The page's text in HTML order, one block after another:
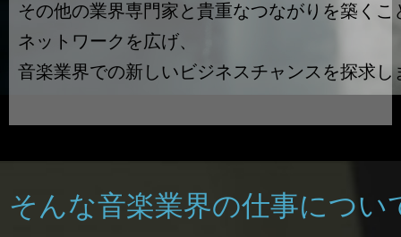
その他の業界専門家と貴重なつながりを築くこ
ネットワークを広げ、
音楽業界での新しいビジネスチャンスを探求し
そんな音楽業界の仕事につい